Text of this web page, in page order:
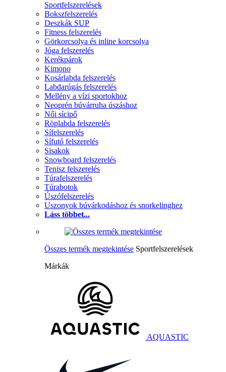
Sportfelszerelések
Bokszfelszerelés
Deszkák SUP
Fitness felszerelés
Görkorcsolya és inline korcsolya
Jóga felszerelés
Kerékpárok
Kimono
Kosárlabda felszerelés
Labdarúgás felszerelés
Mellény a vízi sportokhoz
Neoprén búvárruha úszáshoz
Női sícipő
Röplabda felszerelés
Sífelszerelés
Sífutó felszerelés
Sisakok
Snowboard felszerelés
Tenisz felszerelés
Túrafelszerelés
Túrabotok
Úszófelszerelés
Uszonyok búvárkodáshoz és snorkelinghez
Láss többet...
Összes termék megtekintése Sportfelszerelések
Márkák
AQUASTIC